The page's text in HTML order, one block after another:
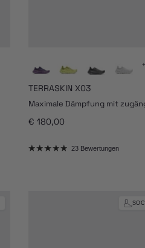
TERRASKIN X03
Maximale Dämpfung mit
Normaler Preis
€ 180,00
23 Bewertungen